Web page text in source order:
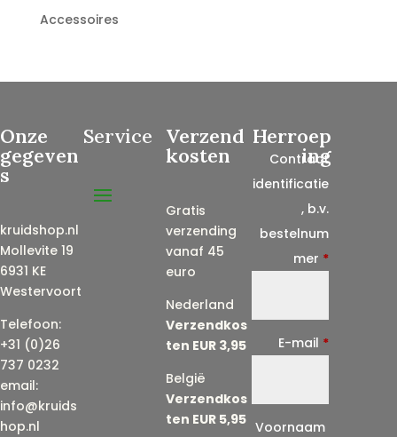
Accessoires
Onze
gegeven
s
kruidshop.nl
Mollevite 19
6931 KE
Westervoort
Telefoon:
+31 (0)26
737 0232
email:
info@kruids
hop.nl
Service Verzend
kosten
Gratis
verzending
vanaf 45
euro
Nederland
Verzendkos
ten EUR 3,95
België
Verzendkos
ten EUR 5,95
Herroep
ing
Contract
identificatie
, b.v.
bestelnum
mer *
E-mail *
Voornaam